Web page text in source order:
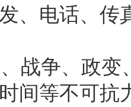
、电话、传
战争、政
间等不可抗